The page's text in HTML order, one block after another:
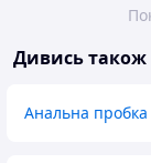
Дивись також
Анальна